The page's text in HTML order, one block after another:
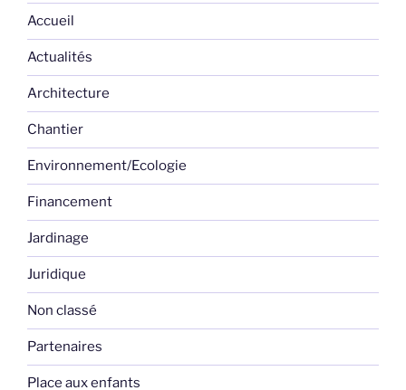
Accueil
Actualités
Architecture
Chantier
Environnement/Ecologie
Financement
Jardinage
Juridique
Non classé
Partenaires
Place aux enfants